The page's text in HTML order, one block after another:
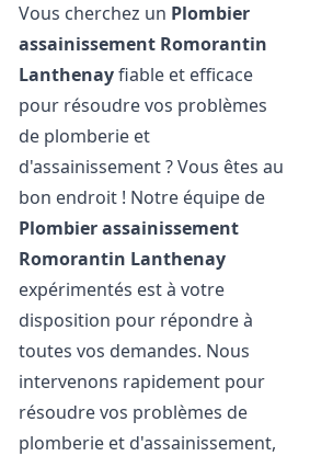
Vous cherchez un Plombier
assainissement Romorantin
Lanthenayfiable et efficace
pour résoudre vos problèmes
de plomberie et
d'assainissement ? Vous êtes au
bon endroit ! Notre équipe de
Plombier assainissement
Romorantin Lanthenay
expérimentés est à votre
disposition pour répondre à
toutes vos demandes. Nous
intervenons rapidement pour
résoudre vos problèmes de
plomberie et d'assainissement,